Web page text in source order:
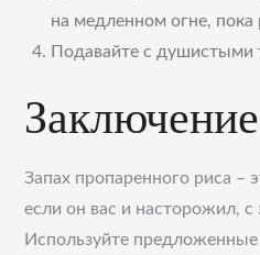
на медленном огне, пока
Подавайте с душистыми
Заключение
Запах пропаренного риса –
если он вас и насторожил,
Используйте